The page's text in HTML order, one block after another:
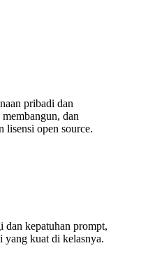
pribadi dan
dan
lisensi open source.
dan kepatuhan prompt,
yang kuat di kelasnya.